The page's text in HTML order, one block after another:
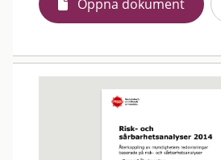
Öppna dokument